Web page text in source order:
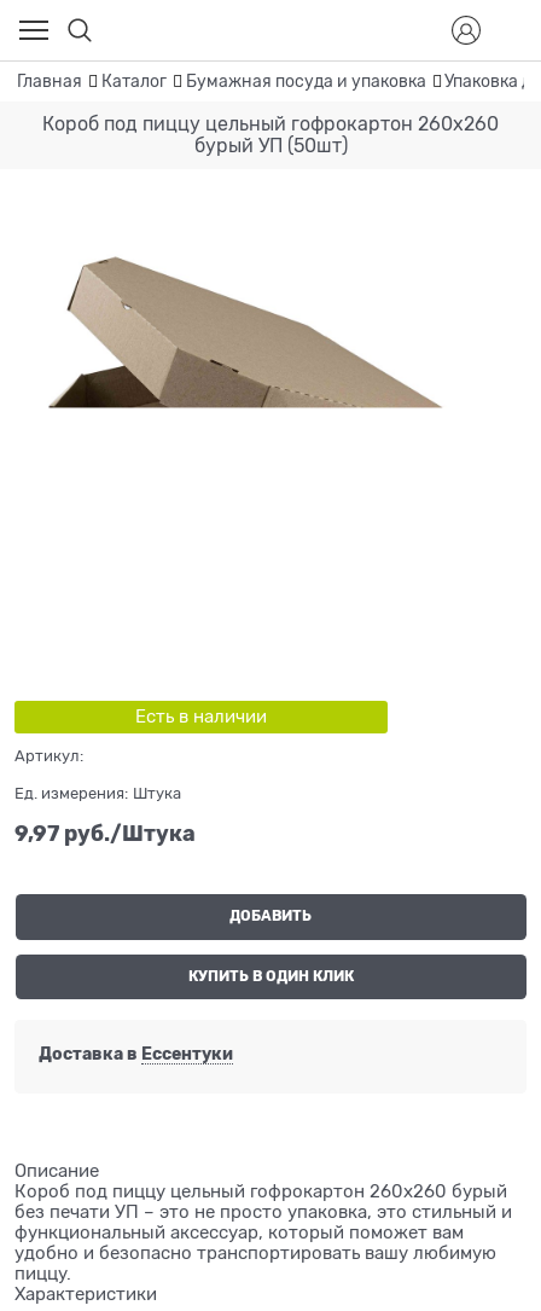
Главная Каталог Бумажная посуда и упаковка Упаковка
Короб под пиццу цельный гофрокартон 260х260
бурый УП (50шт)
Есть в наличии
Артикул:
Ед. измерения: Штука
9,97 руб./Штука
ДОБАВИТЬ
КУПИТЬ В ОДИН КЛИК
Доставка в Ессентуки
Описание
Короб под пиццу цельный гофрокартон 260х260 бурый
без печати УП – это не просто упаковка, это стильный и
функциональный аксессуар, который поможет вам
удобно и безопасно транспортировать вашу любимую
пиццу.
Характеристики